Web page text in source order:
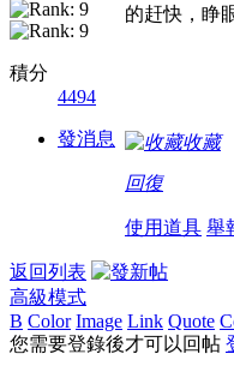
積分
4494
發消息
的赶快，睁
收藏
回復
使用道具 舉
返回列表
高級模式
B Color Image Link Quote
您需要登錄後才可以回帖